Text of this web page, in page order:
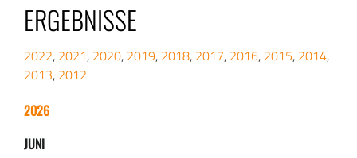
ERGEBNISSE
2022, 2021, 2020, 2019, 2018, 2017, 2016, 2015, 2014,
2013, 2012
2026
JUNI